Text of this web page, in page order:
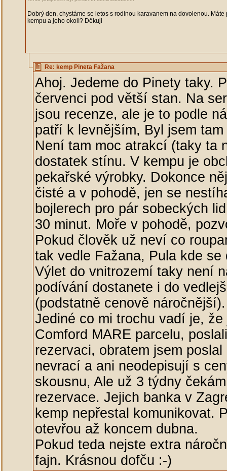
Dobrý den, chystáme se letos s rodinou karavanem na dovolenou.
kempu a jeho okolí? Děkuji
Re: kemp Pineta Fažana
Ahoj. Jedeme do Pinety taky.
červenci pod větší stan. Na
jsou recenze, ale je to podle
patří k levnějším, Byl jsem
Není tam moc atrakcí (taky ta
dostatek stínu. V kempu je
pekařské výrobky. Dokonce
čisté a v pohodě, jen se
bojlerech pro pár sobeckých
30 minut. Moře v pohodě,
Pokud člověk už neví co
tak vedle Fažana, Pula kde
Výlet do vnitrozemí taky není
podívání dostanete i do
(podstatně cenově
Jediné co mi trochu vadí je,
Comford MARE parcelu,
rezervaci, obratem jsem
nevrací a ani neodepisují s
skousnu, Ale už 3 týdny
rezervace. Jejich banka v
kemp nepřestal komunikovat.
otevřou až koncem dubna.
Pokud teda nejste extra
fajn. Krásnou dofču :-)